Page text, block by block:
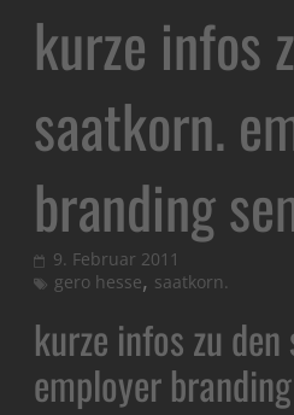
kurze infos
saatkorn.
branding
9. Februar 2011
gero hesse, saatkorn.
kurze infos zu
employer